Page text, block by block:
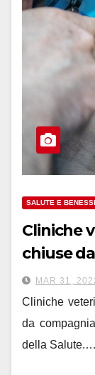
SALUTE E
Cliniche
chiuse
MAR 31,
Cliniche
da
della Salute.…